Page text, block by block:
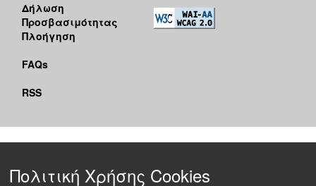
Δήλωση
Προσβασιμότητας
Πλοήγηση
FAQs
RSS
Πολιτική Χρήσης Cookies